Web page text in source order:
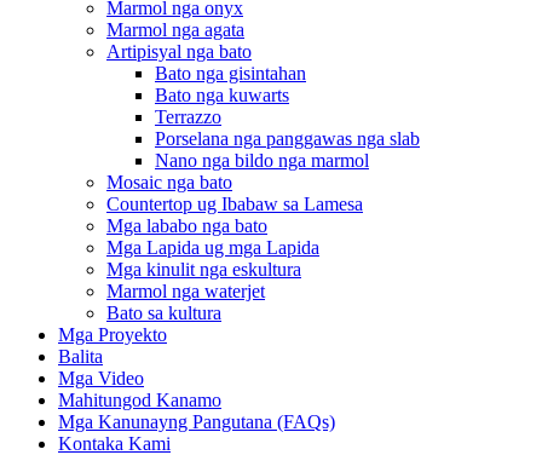
Marmol nga onyx
Marmol nga agata
Artipisyal nga bato
Bato nga gisintahan
Bato nga kuwarts
Terrazzo
Porselana nga panggawas nga slab
Nano nga bildo nga marmol
Mosaic nga bato
Countertop ug Ibabaw sa Lamesa
Mga lababo nga bato
Mga Lapida ug mga Lapida
Mga kinulit nga eskultura
Marmol nga waterjet
Bato sa kultura
Mga Proyekto
Balita
Mga Video
Mahitungod Kanamo
Mga Kanunayng Pangutana (FAQs)
Kontaka Kami